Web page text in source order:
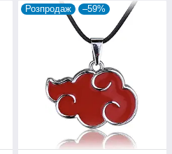
Розпродаж –59%